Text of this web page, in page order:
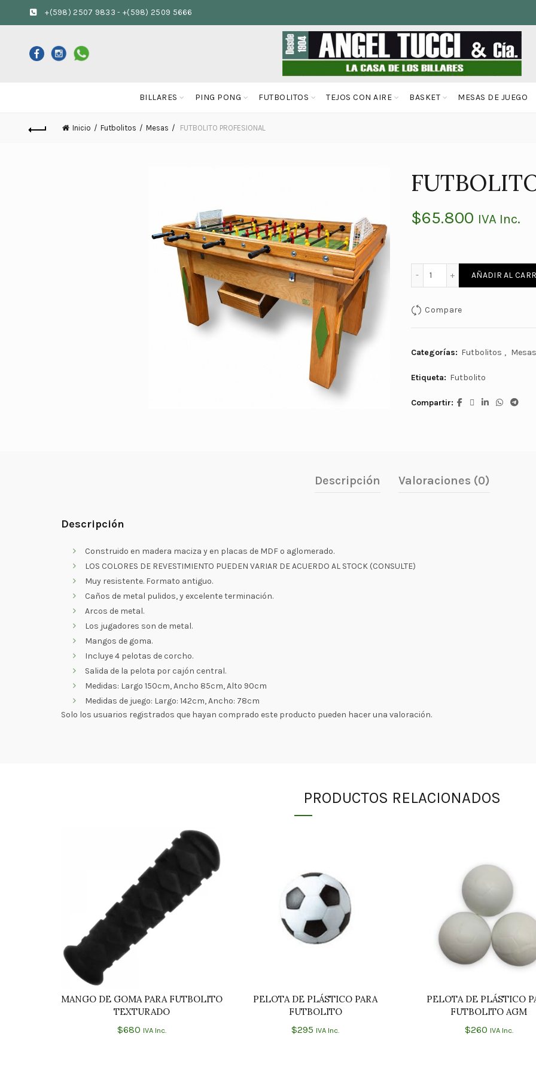
+(598) 2507 9833 - +(598) 2509 5666
BILLARES PING PONG FUTBOLITOS TEJOS CON AIRE BASKET MESAS DE JUEGO
Inicio Futbolitos Mesas FUTBOLITO PROFESIONAL
$65.800 IVA Inc.
FUTBOLITO
AÑADIR AL
Compare
Categorías: Futbolitos , Mesas
Etiqueta: Futbolito
Compartir
Descripción Valoraciones (0)
Descripción
Construido en madera maciza y en placas de MDF o aglomerado.
LOS COLORES DE REVESTIMIENTO PUEDEN VARIAR DE ACUERDO AL STOCK (CONSULTE)
Muy resistente. Formato antiguo.
Caños de metal pulidos, y excelente terminación.
Arcos de metal.
Los jugadores son de metal.
Mangos de goma.
Incluye 4 pelotas de corcho.
Salida de la pelota por cajón central.
Medidas: Largo 150cm, Ancho 85cm, Alto 90cm
Medidas de juego: Largo: 142cm, Ancho: 78cm
Solo los usuarios registrados que hayan comprado este producto pueden hacer una valoración.
PRODUCTOS RELACIONADOS
AÑADIR AL CARRITO
MANGO DE GOMA PARA FUTBOLITO
TEXTURADO
$680 IVA Inc.
AÑADIR AL CARRITO
PELOTA DE PLÁSTICO PARA
FUTBOLITO
$295 IVA Inc.
AÑADIR AL CARRITO
PELOTA DE PLÁSTICO
FUTBOLITO AGM
$260 IVA Inc.